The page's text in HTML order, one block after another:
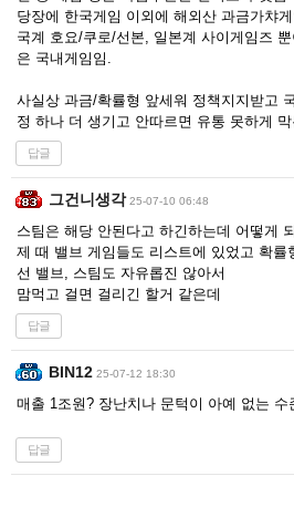
당장에 한국게임 이외에 해외산 과금가챠
국계 호요/쿠로/선본, 일본계 사이게임즈
은 국내게임임.
사실상 과금/확률형 앞세워 정책지지받고
정 하나 더 생기고 안따르면 유통 못하게
답글
그건니생각 25-07-10 06:48
스팀은 해당 안된다고 하긴하는데 어떻게
제 때 밸브 게임들도 리스트에 있었고 확률
선 밸브, 스팀도 자유롭진 않아서
맘먹고 걸면 걸리긴 할거 같은데
답글
BIN12 25-07-12 18:30
매출 1조원? 장난치나 문턱이 아예 없는 수
답글